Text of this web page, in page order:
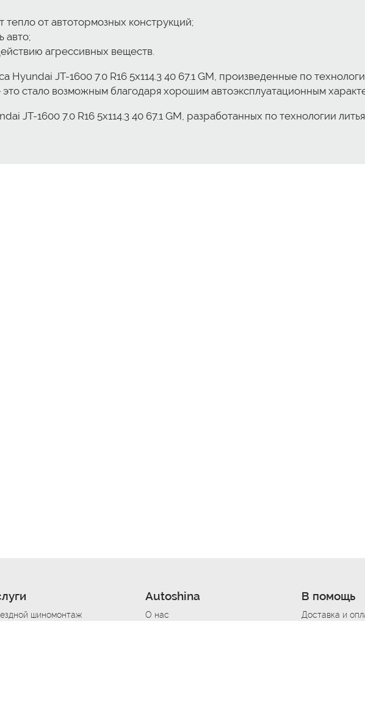
тепло от автотормозных конструкций;
авто;
агрессивных веществ.
Hyundai JT-1600 7.0 R16 5x114.3 40 67.1 GM, произведенные по
это стало возможным благодаря хорошим автоэксплуатационным
JT-1600 7.0 R16 5x114.3 40 67.1 GM, разработанных по технологии
шиномонтаж
Autoshina
О нас
В помощь
Доставка и